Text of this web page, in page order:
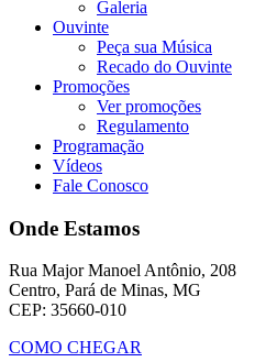
Galeria
Ouvinte
Peça sua Música
Recado do Ouvinte
Promoções
Ver promoções
Regulamento
Programação
Vídeos
Fale Conosco
Onde Estamos
Rua Major Manoel Antônio, 208
Centro, Pará de Minas, MG
CEP: 35660-010
COMO CHEGAR